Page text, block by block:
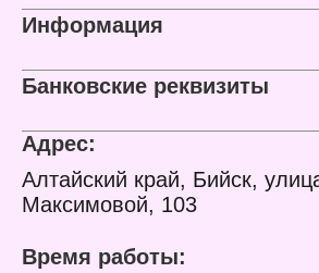
Информация
Банковские реквизиты
Адрес:
Алтайский край, Бийск,
Максимовой, 103
Время работы: